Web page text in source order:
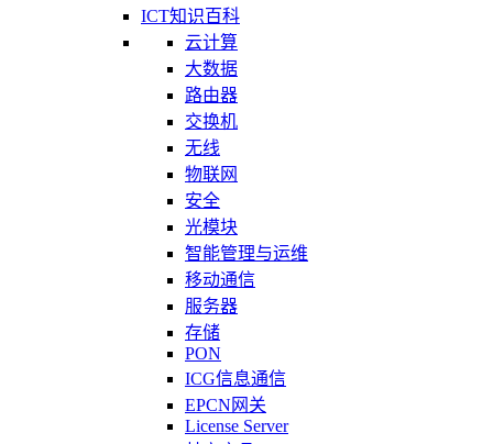
ICT知识百科
云计算
大数据
路由器
交换机
无线
物联网
安全
光模块
智能管理与运维
移动通信
服务器
存储
PON
ICG信息通信
EPCN网关
License Server